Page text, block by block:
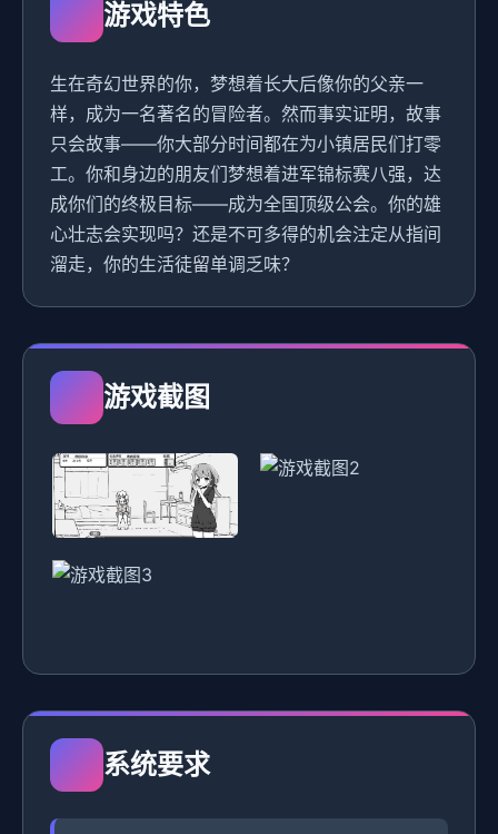
游戏特色
生在奇幻世界的你，梦想着长大后像你的父亲一
样，成为一名著名的冒险者。然而事实证明，故事
只会故事——你大部分时间都在为小镇居民们打零
工。你和身边的朋友们梦想着进军锦标赛八强，达
成你们的终极目标——成为全国顶级公会。你的雄
心壮志会实现吗？还是不可多得的机会注定从指间
溜走，你的生活徒留单调乏味？
游戏截图
系统要求